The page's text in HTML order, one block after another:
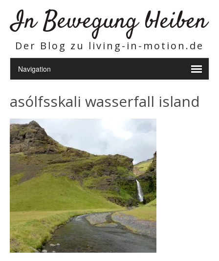
In Bewegung bleiben
Der Blog zu living-in-motion.de
asólfsskali wasserfall island